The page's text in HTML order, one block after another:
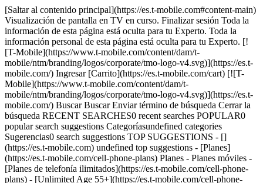
[Saltar al contenido principal](https://es.t-mobile.com#content-main) Visualización de pantalla en TV en curso. Finalizar sesión Toda la información de esta página está oculta para tu Experto. Toda la información personal de esta página está oculta para tu Experto. [![T-Mobile](https://www.t-mobile.com/content/dam/t-mobile/ntm/branding/logos/corporate/tmo-logo-v4.svg)](https://es.t-mobile.com/) Ingresar [Carrito](https://es.t-mobile.com/cart) [![T-Mobile](https://www.t-mobile.com/content/dam/t-mobile/ntm/branding/logos/corporate/tmo-logo-v4.svg)](https://es.t-mobile.com/) Buscar Buscar Enviar término de búsqueda Cerrar la búsqueda RECENT SEARCHES0 recent searches POPULAR0 popular search suggestions Categoríasundefined categories Sugerencias0 search suggestions TOP SUGGESTIONS - [](https://es.t-mobile.com) undefined top suggestions - [Planes](https://es.t-mobile.com/cell-phone-plans) Planes - Planes móviles - [Planes de telefonía ilimitados](https://es.t-mobile.com/cell-phone-plans) - [Unlimited Age 55+](https://es.t-mobile.com/cell-phone-plans/unlimited-55-senior-discount-plans) - [Militares y veteranos](https://es.t-mobile.com/cell-phone-plans/military-discount-plans) - [First Responder](https://es.t-mobile.com/cell-phone-plans/first-responder-discounts) - [Estudiantes universitarios](https://es.t-mobile.com/cell-phone-plans/student-discounts) - Otros planes - [Planes de Internet 5G residencial](https://es.t-mobile.com/home-internet/plans) - [Planes de Internet por fibra óptica](https://es.t-mobile.com/home-internet/fiber) - [Planes para relojes y tablets](https://es.t-mobile.com/cell-phone-plans/affordable-data-plans) - [Planes de teléfonos prepagados](https://es.prepaid.t-mobile.com/prepaid-plans) - [Planes telefónicos para empresas](https://es.t-mobile.com/business/wireless-business-plans) - [Teléfonos y dispositivos](https://es.t-mobile.com/cell-phones) Teléfonos y dispositivos - [Teléfonos](https://es.t-mobile.com/cell-phones) - [Teléfonos 5G](https://es.t-mobile.com/5g/phones) - [Tablets](https://es.t-mobile.com/tablets) - [Relojes inteligentes](https://es.t-mobile.com/smart-watches) - [Hotspots y más](https://es.t-mobile.com/hotspots-iot-connected-devices) - [Accesorios](https://es.t-mobile.com/accessories) - [Trae tu propio dispositivo](https://es.t-mobile.com/resources/bring-your-own-phone) - [Ideas de regalos tecnológicos](https://es.t-mobile.com/devices/tech-gifts) - [Ofertas](https://es.t-mobile.com/offers) Ofertas - [Ver ofertas](https://es.t-mobile.com/offers) - [Apple](https://es.t-mobile.com/offers/apple-iphone-deals) - [Samsung](https://es.t-mobile.com/offers/samsung-phone-deals) - [Motorola](https://es.t-mobile.com/offers/motorola-phone-deals) - [Google](https://es.t-mobile.com/offers/google-phone-deals) - [Revvl](https://es.t-mobile.com/offers/t-mobile-revvl-phone-deals) - [Teléfonos gratis y con cero de pago inicial](https://es.t-mobile.com/switch/free-cell-phone-with-plan) - [Cobertura](https://es.t-mobile.com/coverage/network) Cobertura - [Nuestra red](https://es.t-mobile.com/coverage/network) - [Mapa de cobertura 4G y 5G](https://es.t-mobile.com/coverage/coverage-map) - [Qué es 5G](https://es.t-mobile.com/5g) - [Servicio de telefonía por satélite](https://es.t-mobile.com/coverage/satellite-phone-service) - [Zonas rurales y pequeños pueblos](https://es.t-mobile.com/coverage/small-towns-rural-areas) - [Prueba nuestra red](https://es.t-mobile.com/offers/free-trial) - [Noticias sobre 5G](https://es.t-mobile.com/news/category/network) - [Internet residencial](https://es.t-mobile.com/home-internet/eligibility) - [Síguenos](https://es.t-mobile.com/resources/how-to-join-us) Síguenos - Cámbiate a T-Mobile - [Cómo cambiarte](https://es.t-mobile.com/resources/how-to-join-us) - [Trae tu teléfono](https://es.t-mobile.com/resources/bring-your-own-phone) - [Conserva tu número](https://es.t-mobile.com/resources/keep-your-number) - [Cámbiate y quédatelo](https://es.t-mobile.com/switch/keep-phone-switch-from-verizon-or-att) - [Family Freedom](https://es.t-mobile.com/switch/pay-off-carrier-etf-phone-deal) - [Prueba nuestra red](https://es.t-mobile.com/offers/free-trial) - Beneficios para clientes - [Ver todos los beneficios](https://es.t-mobile.com/benefits) - [Encuentra tu razón](https://es.t-mobile.com/membership) - [Televisión y streaming](https://es.t-mobile.com/tv-streaming) - [Beneficios para viajes](https://es.t-mobile.com/benefits/travel) - [Beneficios para conciertos y música](https://es.t-mobile.com/benefits/music-deals) - [Bloquea llamadas fraudulentas](https://es.t-mobile.com/benefits/scam-shield) - [T-Mobile Tuesdays](https://es.t-mobile.com/offers/t-mobile-tuesdays) [Encuentra una tienda](https://es.t-mobile.com/stores/locator?INTNAV=tNav%3AStoreLocator) [Contacto y asistencia](https://es.t-mobile.com/contact-us) Contacto y asistencia - [1-800-T-MOBILE](tel:1-800-866-2453) - [Revisar un pedido](https://es.t-mobile.com/orders/order-status) - [Ayuda y asistencia](https://es.t-mobile.com/support) - Comparte la pantalla con un Experto [Carrito](https://es.t-mobile.com/cart) Buscar Buscar Enviar término de búsqueda Cerrar la búsqueda RECENT SEARCHES0 recent searches POPULAR0 popular search suggestions Categoríasundefined categories Sugerencias0 search suggestions TOP SUGGESTIONS - [](https://es.t-mobile.com) undefined top suggestions Mi cuenta [Ingresar](https://es.t-mobile.com/account/dashboard) [Volver a mi cuenta](https://es.t-mobile.com/account/dashboard) - [Pagar factura](https://es.t-mobile.com/bill/summary) - [Agregar](https://es.t-mobile.com/commerce/device-intent?INTNAV=tNav%3AMyAccount%3AAddALine) - [Actualizar](https://es.t-mobile.com/purchase/shop) - [Revisar un pedido](https://es.t-mobile.com/orders/check-order) - [Pregunta a la comunidad](https://es.t-mobile.com/community/?INTNAV=tNav%3AMyAccount%3ACommunity) más de T-Mobile - [Wireless (Móvil)](https://es.t-mobile.com/) - [Empresas](https://es.t-mobile.com/business) - [Prepagado](https://es.prepaid.t-mobile.com/home) - [Internet](https://es.t-mobile.com/home-internet) Legal - [Aviso de Privacidad](https://es.t-mobile.com/privacy-center/our-practices/privacy-policy) - [No venda, ni comparta mis Datos Personales](https://es.t-mobile.com/dns?Brand=Magenta&Site=Sell_Web&Origin_URL=https%3A%2F%2Fwww.t-mobile.com) - [Centro de Privacidad](https://es.t-mobile.com/privacy-center) [](https://es.t-mobile.com) # Separaciones y combinaciones de códigos de área ## Separaciones y combinaciones de códigos de área ## *¿Qué es una separación de código de área?* La región del código de área que está por agotarse se divide en dos o tres áreas geográficas, el código de área existente se deja para una de las nuevas divisiones y se asignan uno o dos códigos de área nuevos a los otros segmentos. ## *¿Qué es una separación de código de área?* ## *¿Qué es la superposición de códigos de área?* Una combinación de códigos de área ocurre cuando más de un código de área se usa en la misma región geográfica. En una combinación de códigos de área, se obtienen más números al aplicar un nuevo código de área a la misma área geográfica del código de área que se está por agotar. Con una combinación, todos los clientes actuales mantienen sus códigos de área y números telefónicos. Se podrán otorgar números de este nuevo código de área a nuevos clientes de telefonía o a quienes necesiten agregar nuevas líneas. Al haber dos códigos de área en la misma región geográfica, todas las llamadas deben marcarse usando el código de área + el número telefónico de siete dígitos (10 dígitos). (Algunos estados requieren marcar 1 + 10 dígitos). ## *¿Qué es la superposición de códigos de área?* ## *¿Qué es el marcado de 10 dígitos?* Marcado de 10 dígitos es un término usado para referirse a la práctica de incluir el código de área de un número telefónico al marcar llamadas locales. Es el patrón de marcado obligatorio en ubicaciones de todo el país donde se ha aplicado una combinación de código de área. Por ejemplo, si el código de área (123) se combina con el código de área (456), las personas que realicen llamadas dentro del área de los códigos 123/456 deben marcar 10 dígitos para hacer una llamada local, incluso si la llamada es desde un número (123) a otro número (123). Las llamadas de larga distancia presuscritas todavía requieren el marcado de 1 + 10 dígitos. Los consumidores dentro del área sujeta a una combinación deben reemplazar todos los número telefónicos de 7 dígitos programados en sus teléfonos móviles y otros dispositivos por números telefónicos de 10 dígitos. ## *¿Qué es el marcado de 10 dígitos?* ## *¿Qué es el marcado permisivo?* El período de marcado* permisivo comienza con la introducción del nuevo código de área y generalmente dura seis meses. Proporciona un período de transición para "familiarizarse" con el nuevo código de área. El marcado permisivo permite que los clientes del viejo y el nuevo código de área hagan llamadas entre los dos códigos de área usando marcado de siete dígitos. Durante este período, los clientes deberían comenzar a usar el código de área más el número telefónico aunque las llamadas se puedan completar marcando solo los siete dígitos del número telefónico. Los clientes que se encuentran fuera del área pueden llamar al nuevo código de área marcando el código de área viejo o el nuevo y el número de teléfono; la llamada se completará durante el período permisivo. (\*La duración del período de marcado permisivo varía según decisión de cada comisión) ## *¿Qué es el marcado permisivo?* ## *¿Qué es marcado obligatorio?* Aproximadamente seis meses después de la introducción del nuevo código de área, comienza un período de redirección a un mensaje grabado. En este momento, para realizar una llamada se deberá usar el có